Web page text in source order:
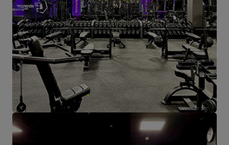
Produkte für einzelne Empfänger und Partnergeschäfte geschickt.
Das Herz unseres Unternehmens liegt in Starachowice und das ist
die Ortschaft, wo alles anfängt.